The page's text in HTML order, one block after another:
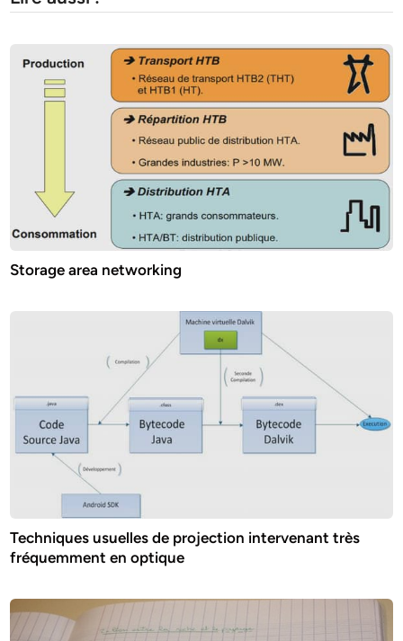
Storage area networking
Techniques usuelles de projection intervenant très
fréquemment en optique